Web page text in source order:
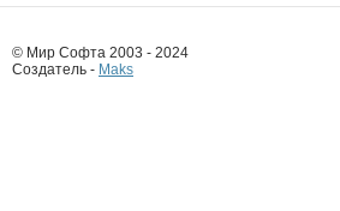
© Мир Софта 2003 - 2024
Создатель - Maks